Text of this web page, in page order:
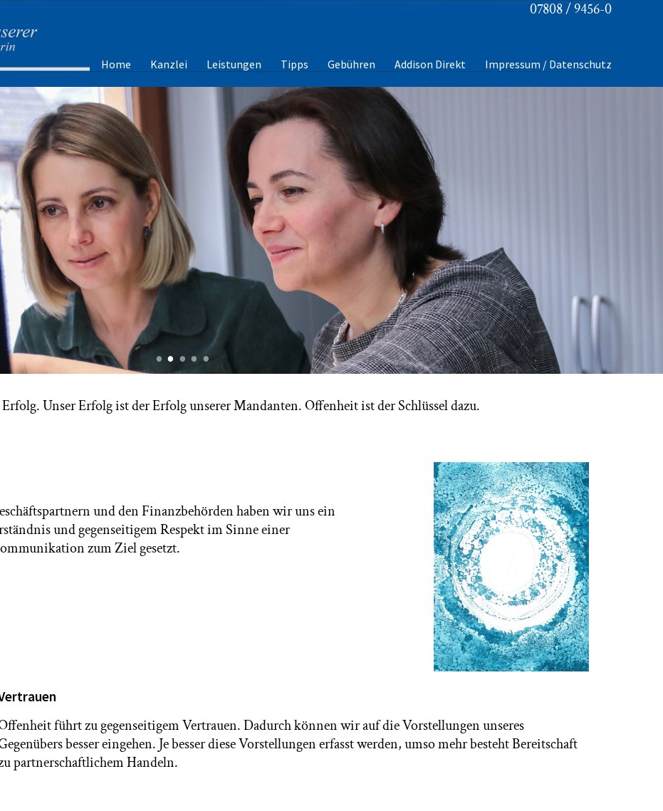
Navigation
Home Kanzlei Leistungen Tipps Gebühren Addison Direkt Impressum / Datenschutz
07808 / 9456-0
• • • • •
Unser Erfolg ist der Erfolg unserer Mandanten. Offenheit ist der Schlüssel dazu.
und den Finanzbehörden haben wir uns ein
und gegenseitigem Respekt im Sinne einer
zum Ziel gesetzt.
führt zu gegenseitigem Vertrauen. Dadurch können wir auf die Vorstellungen unseres
besser eingehen. Je besser diese Vorstellungen erfasst werden, umso mehr besteht Bereitschaft
partnerschaftlichem Handeln.